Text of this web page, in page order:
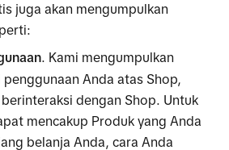
juga akan mengumpulkan
. Kami mengumpulkan
Anda atas Shop,
dengan Shop. Untuk
mencakup Produk yang Anda
belanja Anda, cara Anda